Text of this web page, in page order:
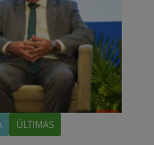
ÚLTIMAS